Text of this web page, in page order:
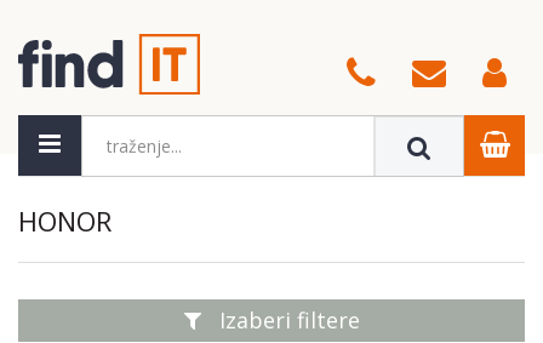
HONOR
Izaberi filtere